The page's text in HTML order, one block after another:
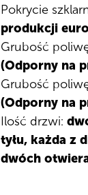
Pokrycie
produkcji
Grubość
(Odporny na
Grubość
(Odporny na
Ilość drzwi:
tyłu, każda z
dwóch